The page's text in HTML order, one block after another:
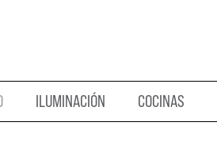
ILUMINACIÓN COCINAS